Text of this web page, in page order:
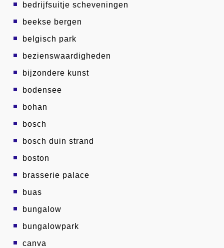
bedrijfsuitje scheveningen
beekse bergen
belgisch park
bezienswaardigheden
bijzondere kunst
bodensee
bohan
bosch
bosch duin strand
boston
brasserie palace
buas
bungalow
bungalowpark
canva